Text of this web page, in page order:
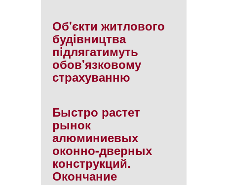
Об'єкти житлового
будiвництва
пiдлягатимуть
обов'язковому
страхуванню
Быстро растет
рынок
алюминиевых
оконно-дверных
конструкций.
Окончание